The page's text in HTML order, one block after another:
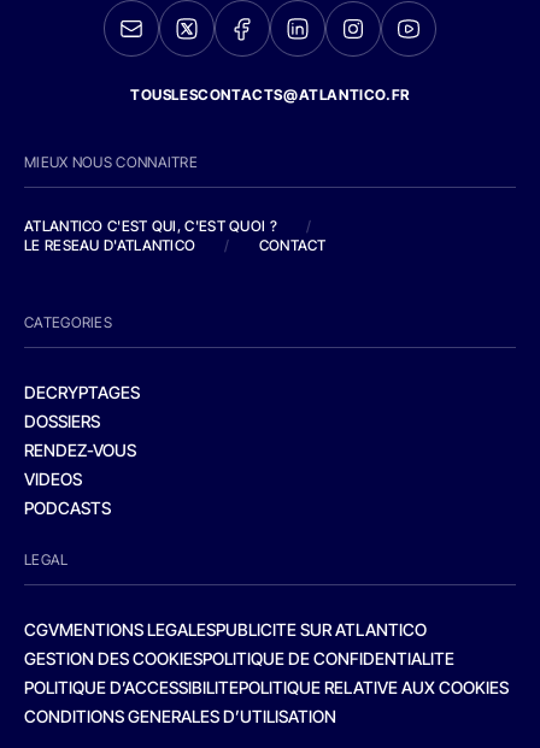
TOUSLESCONTACTS@ATLANTICO.FR
MIEUX NOUS CONNAITRE
ATLANTICO C'EST QUI, C'EST QUOI ?
/
LE RESEAU D'ATLANTICO
/ CONTACT
CATEGORIES
DECRYPTAGES
DOSSIERS
RENDEZ-VOUS
VIDEOS
PODCASTS
LEGAL
CGVMENTIONS LEGALESPUBLICITE SUR ATLANTICO
GESTION DES COOKIESPOLITIQUE DE CONFIDENTIALITE
POLITIQUE D’ACCESSIBILITEPOLITIQUE RELATIVE AUX COOKIES
CONDITIONS GENERALES D’UTILISATION